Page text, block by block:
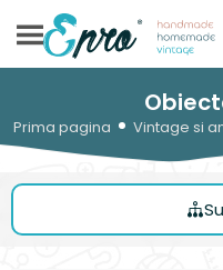
Prima pagina Vintage si